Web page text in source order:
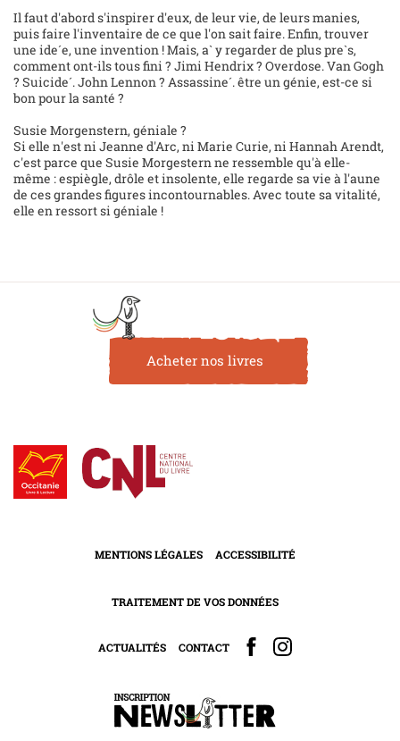
Il faut d'abord s'inspirer d'eux, de leur vie, de leurs manies,
puis faire l'inventaire de ce que l'on sait faire. Enfin, trouver
une ide´e, une invention ! Mais, a` y regarder de plus pre`s,
comment ont-ils tous fini ? Jimi Hendrix ? Overdose. Van Gogh
? Suicide´. John Lennon ? Assassine´. être un génie, est-ce si
bon pour la santé ?
Susie Morgenstern, géniale ?
Si elle n'est ni Jeanne d'Arc, ni Marie Curie, ni Hannah Arendt,
c'est parce que Susie Morgestern ne ressemble qu'à elle-
même : espiègle, drôle et insolente, elle regarde sa vie à l'aune
de ces grandes figures incontournables. Avec toute sa vitalité,
elle en ressort si géniale !
Acheter nos livres
MENTIONS LÉGALES ACCESSIBILITÉ
TRAITEMENT DE VOS DONNÉES
ACTUALITÉS CONTACT